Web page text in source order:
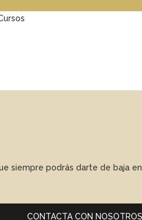
siempre podrás darte de baja
CONTACTA CON NOSOTROS